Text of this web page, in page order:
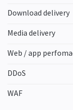
Download delivery
Media delivery
Web / app
DDoS
WAF